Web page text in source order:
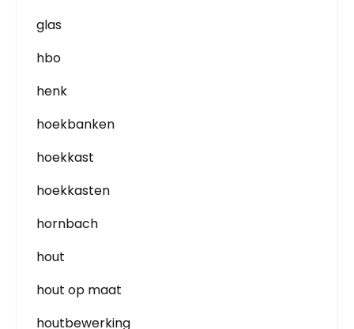
glas
hbo
henk
hoekbanken
hoekkast
hoekkasten
hornbach
hout
hout op maat
houtbewerking